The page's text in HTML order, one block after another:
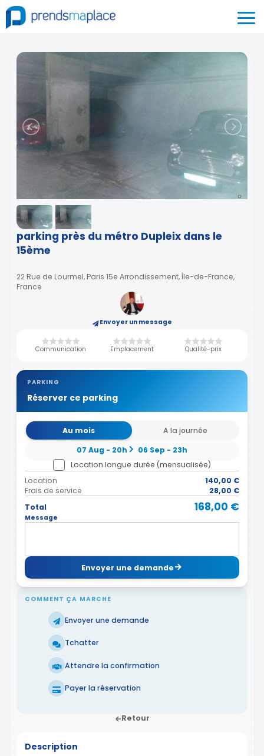
parking près du métro Dupleix dans le
15ème
22 Rue de Lourmel, Paris 15e Arrondissement, Île-de-France,
France
Envoyer un message
Communication Emplacement Qualité-prix
PARKING
Réserver ce parking
Au mois
A la journée
07 Aug - 20h
06 Sep - 23h
Location longue durée (mensualisée)
Location
140,00 €
Frais de service
28,00 €
Total
168,00 €
Message
Envoyer une demande
COMMENT ÇA MARCHE
Envoyer une demande
Tchatter
Attendre la confirmation
Payer la réservation
Retour
Description